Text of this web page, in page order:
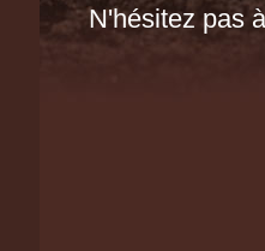
N'hésitez pas